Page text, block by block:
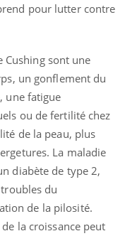
pour lutter contre
Cushing sont une
un gonflement du
une fatigue
ou de fertilité chez
de la peau, plus
La maladie
diabète de type 2,
du
de la pilosité.
la croissance peut